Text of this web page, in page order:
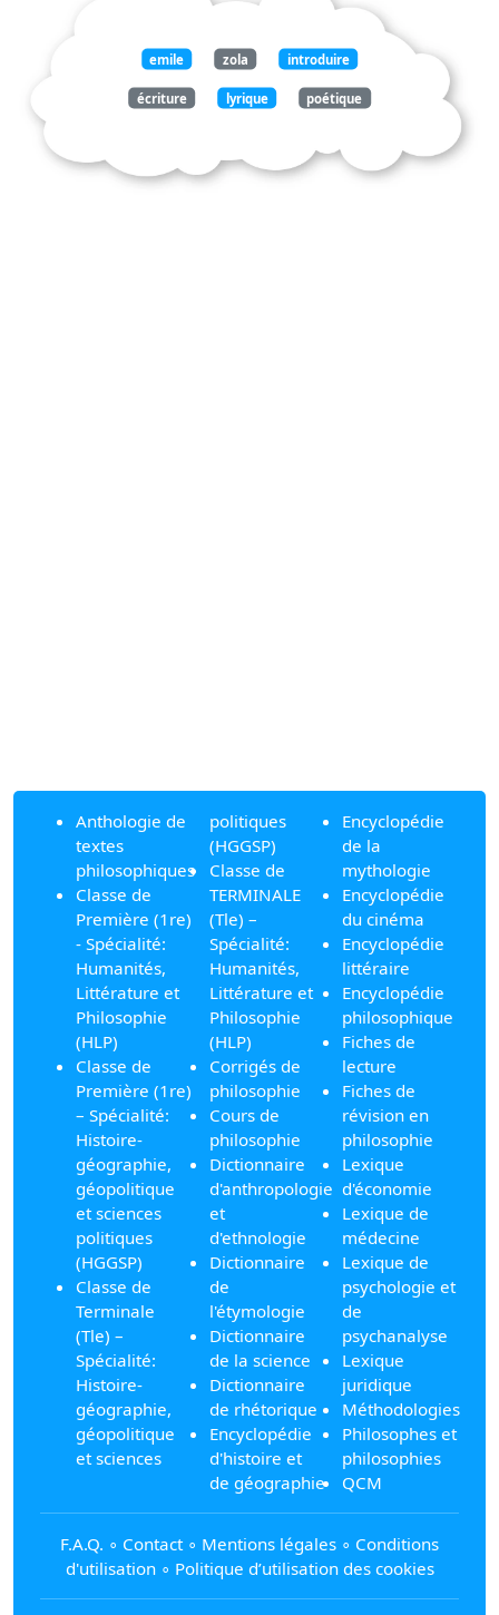
emile zola introduire
écriture lyrique poétique
naturaliste
Anthologie de
textes
philosophiques
Classe de
Première (1re)
- Spécialité:
Humanités,
Littérature et
Philosophie
(HLP)
Classe de
Première (1re)
– Spécialité:
Histoire-
géographie,
géopolitique
et sciences
politiques
(HGGSP)
Classe de
Terminale
(Tle) –
Spécialité:
Histoire-
géographie,
géopolitique
et sciences
politiques
(HGGSP)
Classe de
TERMINALE
(Tle) –
Spécialité:
Humanités,
Littérature et
Philosophie
(HLP)
Corrigés de
philosophie
Cours de
philosophie
Dictionnaire
d'anthropologie
et
d'ethnologie
Dictionnaire
de
l'étymologie
Dictionnaire
de la science
Dictionnaire
de rhétorique
Encyclopédie
d'histoire et
de géographie
Encyclopédie
de la
mythologie
Encyclopédie
du cinéma
Encyclopédie
littéraire
Encyclopédie
philosophique
Fiches de
lecture
Fiches de
révision en
philosophie
Lexique
d'économie
Lexique de
médecine
Lexique de
psychologie et
de
psychanalyse
Lexique
juridique
Méthodologies
Philosophes et
philosophies
QCM
F.A.Q. ∘ Contact ∘ Mentions légales ∘ Conditions
d'utilisation∘ Politique d’utilisation des cookies